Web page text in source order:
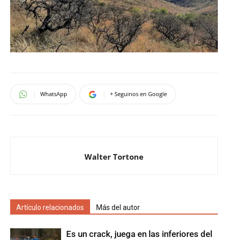
WhatsApp + Seguinos en Google
Walter Tortone
Artículo relacionados Más del autor
Es un crack, juega en las inferiores del